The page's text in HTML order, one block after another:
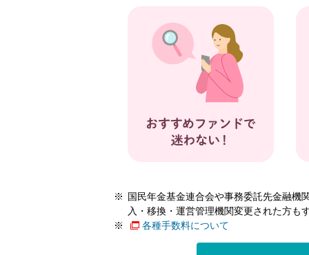
国民年金基金連合会や事務委託先金融機
入・移換・運営管理機関変更された方も
各種手数料について